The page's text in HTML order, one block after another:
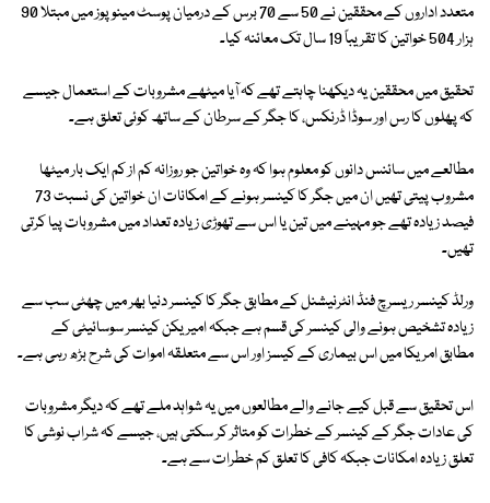
متعدد اداروں کے محققین نے 50 سے 70 برس کے درمیان پوسٹ مینو پوز میں مبتلا 90
ہزار 504 خواتین کا تقریباً 19 سال تک معائنہ کیا۔
تحقیق میں محققین یہ دیکھنا چاہتے تھے کہ آیا میٹھے مشروبات کے استعمال جیسے
کہ پھلوں کا رس اور سوڈا ڈرنکس، کا جگر کے سرطان کے ساتھ کوئی تعلق ہے۔
مطالعے میں سائنس دانوں کو معلوم ہوا کہ وہ خواتین جو روزانہ کم از کم ایک بار میٹھا
مشروب پیتی تھیں ان میں جگر کا کینسر ہونے کے امکانات ان خواتین کی نسبت 73
فیصد زیادہ تھے جو مہینے میں تین یا اس سے تھوڑی زیادہ تعداد میں مشروبات پیا کرتی
تھیں۔
ورلڈ کینسر ریسرچ فنڈ انٹرنیشنل کے مطابق جگر کا کینسر دنیا بھر میں چھٹی سب سے
زیادہ تشخیص ہونے والی کینسر کی قسم ہے جبکہ امیریکن کینسر سوسائیٹی کے
مطابق امریکا میں اس بیماری کے کیسز اور اس سے متعلقہ اموات کی شرح بڑھ رہی ہے۔
اس تحقیق سے قبل کیے جانے والے مطالعوں میں یہ شواہد ملے تھے کہ دیگر مشروبات
کی عادات جگر کے کینسر کے خطرات کو متاثر کر سکتی ہیں، جیسے کہ شراب نوشی کا
تعلق زیادہ امکانات جبکہ کافی کا تعلق کم خطرات سے ہے۔